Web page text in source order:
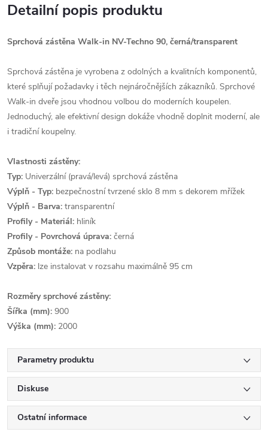
Detailní popis produktu
Sprchová zástěna Walk-in NV-Techno 90, černá/transparent
Sprchová zástěna je vyrobena z odolných a kvalitních komponentů,
které splňují požadavky i těch nejnáročnějších zákazníků. Sprchové
Walk-in dveře jsou vhodnou volbou do moderních koupelen.
Jednoduchý, ale efektivní design dokáže vhodně doplnit moderní, ale
i tradiční koupelny.
Vlastnosti zástěny:
Typ: Univerzální (pravá/levá) sprchová zástěna
Výplň - Typ: bezpečnostní tvrzené sklo 8 mm s dekorem mřížek
Výplň - Barva: transparentní
Profily - Materiál: hliník
Profily - Povrchová úprava: černá
Způsob montáže: na podlahu
Vzpěra: lze instalovat v rozsahu maximálně 95 cm
Rozměry sprchové zástěny:
Šířka (mm): 900
Výška (mm): 2000
Parametry produktu
Diskuse
Ostatní informace